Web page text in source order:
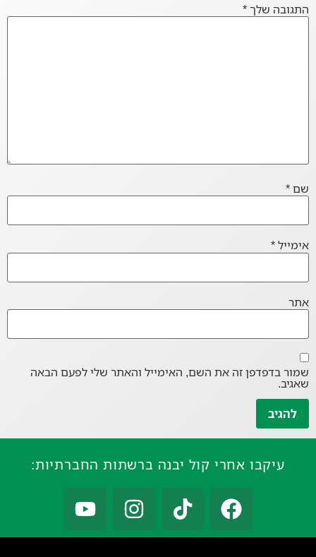
התגובה שלך*
שם*
אימייל*
אתר
שמור בדפדפן זה את השם, האימייל והאתר שלי לפעם הבאה
שאגיב.
עיקבו אחרי קול יבנה ברשתות החברתיות: